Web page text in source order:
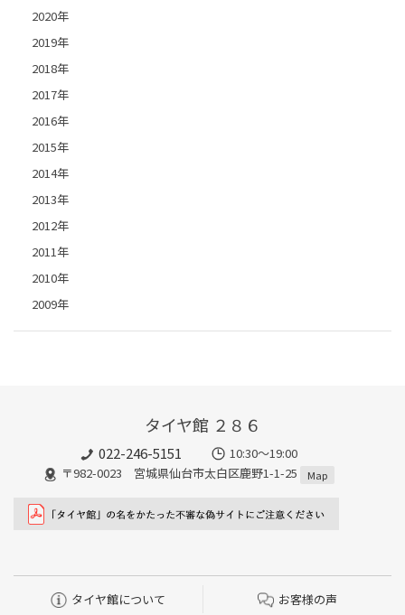
2020年
2019年
2018年
2017年
2016年
2015年
2014年
2013年
2012年
2011年
2010年
2009年
タイヤ館 ２８６
022-246-5151
10:30～19:00
〒982-0023 宮城県仙台市太白区鹿野1-1-25
Map
タイヤ館について お客様の声